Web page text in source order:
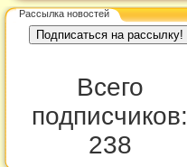
Рассылка новостей
Всего
подписчиков:
238